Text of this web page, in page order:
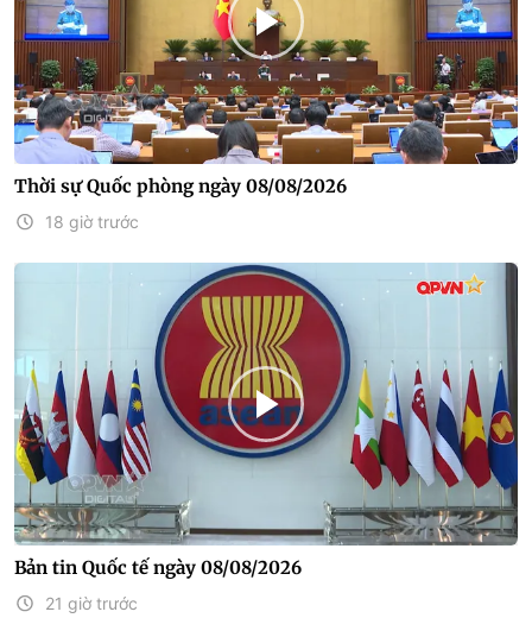
Thời sự Quốc phòng ngày 08/08/2026
18 giờ trước
Bản tin Quốc tế ngày 08/08/2026
21 giờ trước